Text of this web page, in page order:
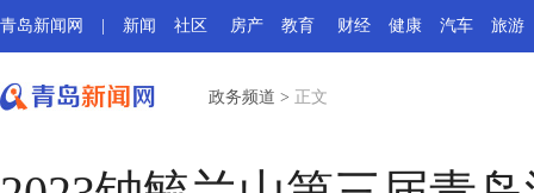
青岛新闻网 新闻 社区 房产 教育 财经 健康 汽车 旅游
政务频道 > 正文